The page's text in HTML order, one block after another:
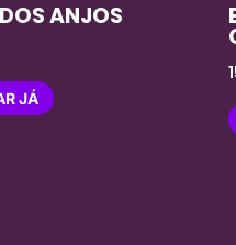
ANJOS
JÁ